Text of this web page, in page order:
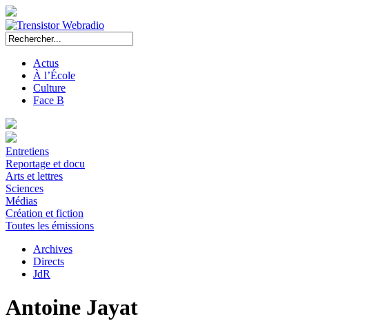
Actus
À l’École
Culture
Face B
Entretiens
Reportage et docu
Arts et lettres
Sciences
Médias
Création et fiction
Toutes les émissions
Archives
Directs
JdR
Antoine Jayat